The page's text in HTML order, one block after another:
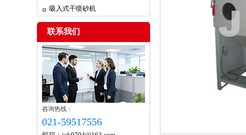
吸入式干喷砂机
联系我们
咨询热线：
021-59517556